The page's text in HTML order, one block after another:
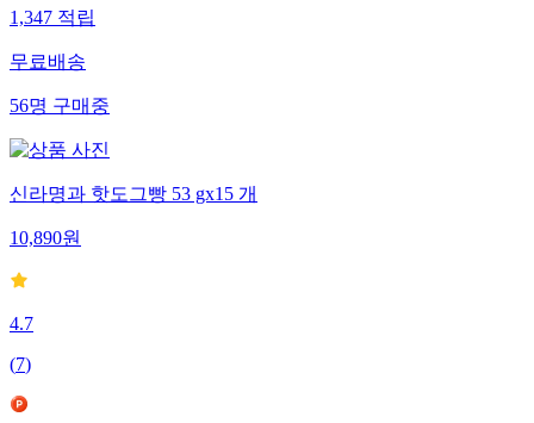
1,347적립
무료배송
56명구매중
신라명과 핫도그빵 53 gx15 개
10,890원
4.7
(7)